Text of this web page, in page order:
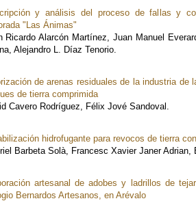
y análisis del proceso de fallas y
"Las Ánimas"
Ricardo Alarcón Martínez, Juan Manuel
Alejandro L. Díaz Tenorio.
de arenas residuales de la industria de
de tierra comprimida
Cavero Rodríguez, Félix Jové Sandoval.
hidrofugante para revocos de tierra
Barbeta Solà, Francesc Xavier Janer
artesanal de adobes y ladrillos de
Bernardos Artesanos, en Arévalo